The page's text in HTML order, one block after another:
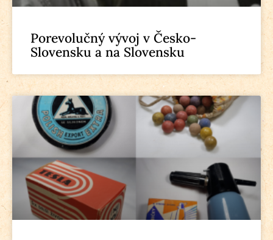
Porevolučný vývoj v Česko-
Slovensku a na Slovensku